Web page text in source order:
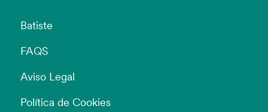
Batiste
FAQS
Aviso Legal
Política de Cookies